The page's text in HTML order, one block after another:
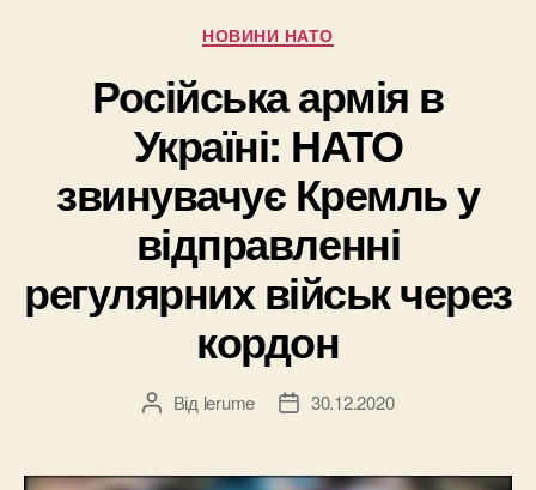
Категорії
НОВИНИ НАТО
Російська армія в
Україні: НАТО
звинувачує Кремль у
відправленні
регулярних військ через
кордон
Автор
Від lerume
Дата30.12.2020